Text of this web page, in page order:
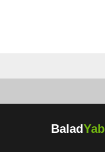
BaladYab